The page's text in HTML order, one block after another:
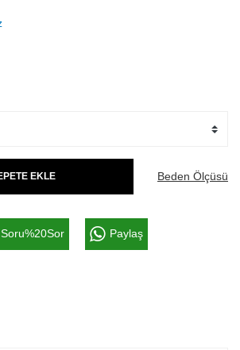
EKLE Beden Ölçüsü
Soru%20Sor Paylaş